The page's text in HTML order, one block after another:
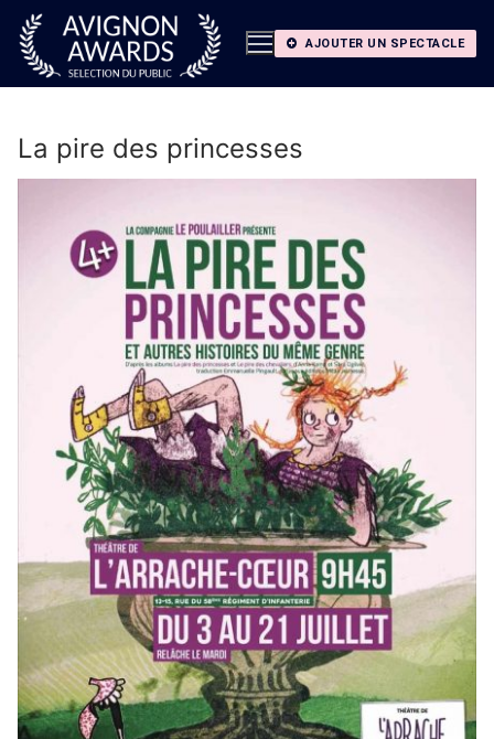
Aller
contenu
AJOUTER UN SPECTACLE
La pire des princesses